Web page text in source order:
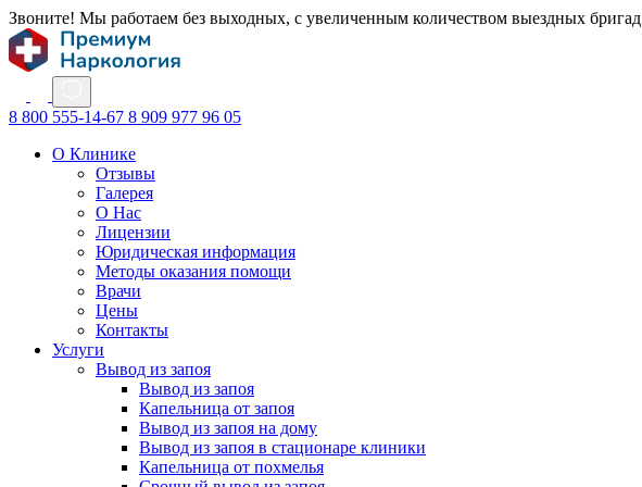
Звоните! Мы работаем без выходных, с увеличенным количеством выездных бригад
8 800 555-14-67 8 909 977 96 05
О Клинике
Отзывы
Галерея
О Нас
Лицензии
Юридическая информация
Методы оказания помощи
Врачи
Цены
Контакты
Услуги
Вывод из запоя
Вывод из запоя
Капельница от запоя
Вывод из запоя на дому
Вывод из запоя в стационаре клиники
Капельница от похмелья